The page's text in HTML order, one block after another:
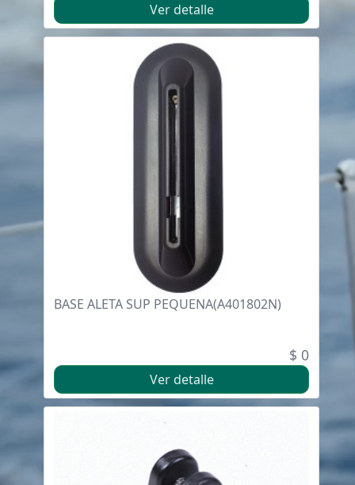
Ver detalle
BASE ALETA SUP PEQUENA(A401802N)
$ 0
Ver detalle